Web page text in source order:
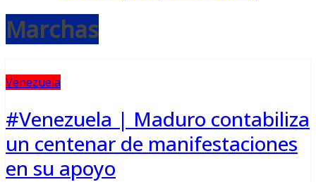
Marchas
Venezuela
#Venezuela | Maduro contabiliza
un centenar de manifestaciones
en su apoyo